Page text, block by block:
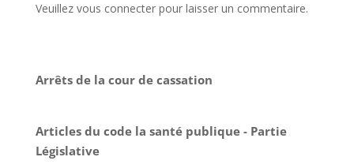
Veuillez vous connecter pour laisser un commentaire.
Arrêts de la cour de cassation
Articles du code la santé publique - Partie
Législative